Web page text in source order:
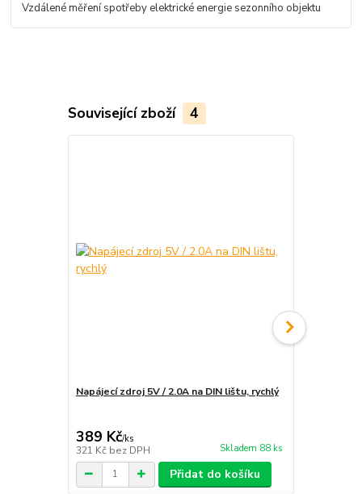
Vzdálené měření spotřeby elektrické energie sezonního objektu
Související zboží 4
Napájecí zdroj 5V / 2.0A na DIN lištu, rychlý
389 Kč/ks
321 Kč bez DPH Skladem 88 ks
Přidat do košíku